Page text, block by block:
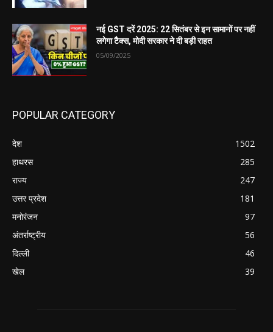
नई GST दरें 2025: 22 सितंबर से इन सामानों पर नहीं
लगेगा टैक्स, मोदी सरकार ने दी बड़ी राहत
05/09/2025
POPULAR CATEGORY
देश
1502
हाथरस
285
राज्य
247
उत्तर प्रदेश
181
मनोरंजन
97
अंतर्राष्ट्रीय
56
दिल्ली
46
खेल
39